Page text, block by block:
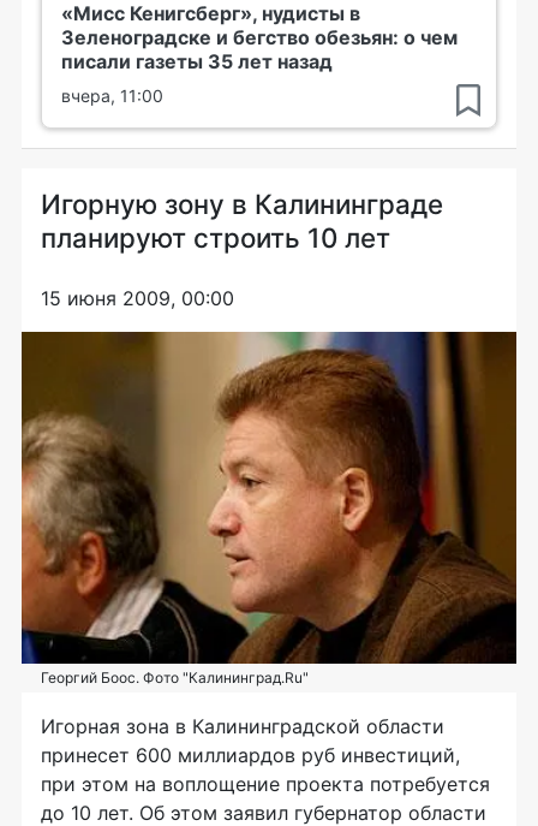
«Мисс Кенигсберг», нудисты в
Зеленоградске и бегство обезьян: о чем
писали газеты 35 лет назад
вчера, 11:00
Игорную зону в Калининграде
планируют строить 10 лет
15 июня 2009, 00:00
Георгий Боос. Фото "Калининград.Ru"
Игорная зона в Калининградской области
принесет 600 миллиардов руб инвестиций,
при этом на воплощение проекта потребуется
до 10 лет. Об этом заявил губернатор области